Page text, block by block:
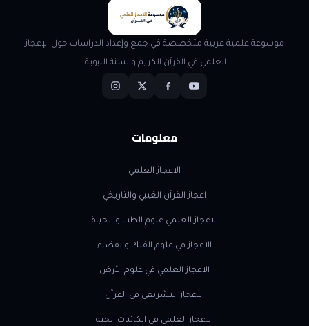
موسوعة علمية عربية متخصصة في جمع وإعداد الدراسات حول الإعجاز
العلمي في القرآن الكريم والسنة النبوية.
معلومات
الاعجاز العلمي
اعجاز القرآن الغيبي والتاريخي
الاعجاز العلمي علوم الطب و الحياة
الاعجاز في علوم الفلك والفضاء
الاعجاز العلمي في علوم الأرض
الاعجاز التشريعي في القرآن
الاعجاز العلمي في الكائنات الحية